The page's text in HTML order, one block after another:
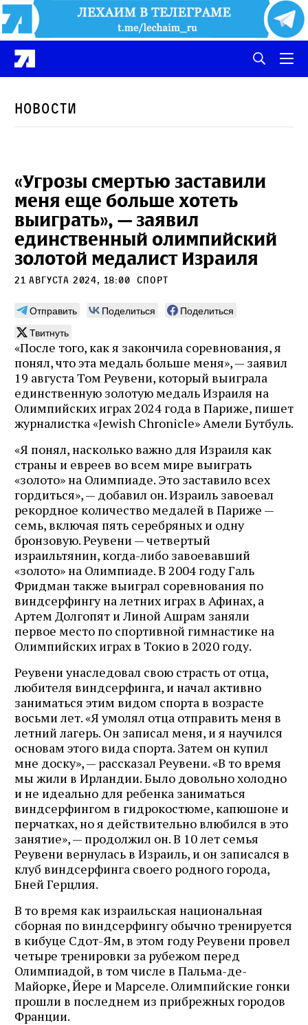
Новости
«Угрозы смертью заставили
меня еще больше хотеть
выиграть», — заявил
единственный олимпийский
золотой медалист Израиля
21 августа 2024, 18:00 Спорт
Отправить Поделиться
Поделиться
Твитнуть
«После того, как я закончила соревнования, я
понял, что эта медаль больше меня», — заявил
19 августа Том Реувени, который выиграла
единственную золотую медаль Израиля на
Олимпийских играх 2024 года в Париже, пишет
журналистка «Jewish Chronicle» Амели Бутбуль.
«Я понял, насколько важно для Израиля как
страны и евреев во всем мире выиграть
«золото» на Олимпиаде. Это заставило всех
гордиться», — добавил он. Израиль завоевал
рекордное количество медалей в Париже —
семь, включая пять серебряных и одну
бронзовую. Реувени — четвертый
израильтянин, когда-либо завоевавший
«золото» на Олимпиаде. В 2004 году Галь
Фридман также выиграл соревнования по
виндсерфингу на летних играх в Афинах, а
Артем Долгопят и Линой Ашрам заняли
первое место по спортивной гимнастике на
Олимпийских играх в Токио в 2020 году.
Реувени унаследовал свою страсть от отца,
любителя виндсерфинга, и начал активно
заниматься этим видом спорта в возрасте
восьми лет. «Я умолял отца отправить меня в
летний лагерь. Он записал меня, и я научился
основам этого вида спорта. Затем он купил
мне доску», — рассказал Реувени. «В то время
мы жили в Ирландии. Было довольно холодно
и не идеально для ребенка заниматься
виндсерфингом в гидрокостюме, капюшоне и
перчатках, но я действительно влюбился в это
занятие», — продолжил он. В 10 лет семья
Реувени вернулась в Израиль, и он записался в
клуб виндсерфинга своего родного города,
Бней Герцлия.
В то время как израильская национальная
сборная по виндсерфингу обычно тренируется
в кибуце Сдот-Ям, в этом году Реувени провел
четыре тренировки за рубежом перед
Олимпиадой, в том числе в Пальма-де-
Майорке, Йере и Марселе. Олимпийские гонки
прошли в последнем из прибрежных городов
Франции.